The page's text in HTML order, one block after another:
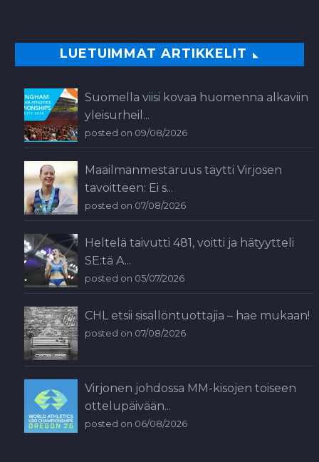
LUETUIMMAT ARTIKKELIT
Suomella viisi kovaa huomenna alkaviin
yleisurheil...
posted on 09/08/2026
Maailmanmestaruus täytti Virjosen
tavoitteen: Ei s...
posted on 07/08/2026
Heltelä taivutti 481, voitti ja hätyytteli
SE:tä A...
posted on 05/07/2026
CHL etsii sisällöntuottajia – hae mukaan!
posted on 07/08/2026
Virjonen johdossa MM-kisojen toiseen
ottelupäivään...
posted on 06/08/2026